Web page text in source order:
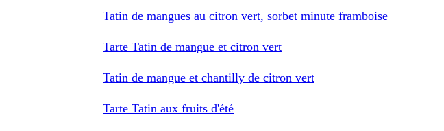
Tatin de mangues au citron vert, sorbet minute framboise
Tarte Tatin de mangue et citron vert
Tatin de mangue et chantilly de citron vert
Tarte Tatin aux fruits d'été